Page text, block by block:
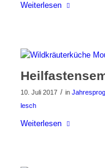
Weiterlesen
10. Juli 2017 / in
lesch
Weiterlesen